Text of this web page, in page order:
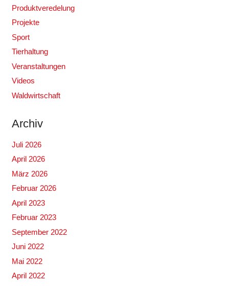
Produktveredelung
Projekte
Sport
Tierhaltung
Veranstaltungen
Videos
Waldwirtschaft
Archiv
Juli 2026
April 2026
März 2026
Februar 2026
April 2023
Februar 2023
September 2022
Juni 2022
Mai 2022
April 2022